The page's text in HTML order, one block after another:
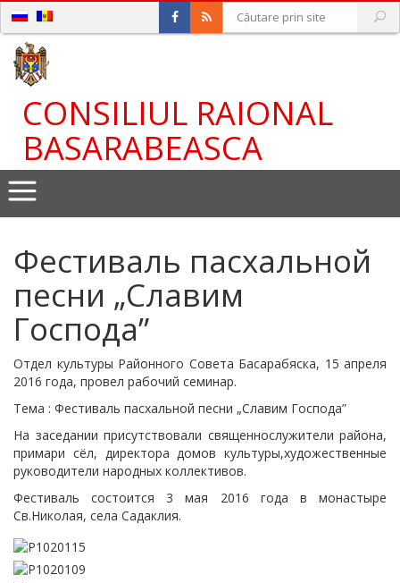
CONSILIUL RAIONAL
BASARABEASCA
Фестиваль пасхальной
песни „Славим
Господа”
Отдел культуры Районного Совета Басарабяска, 15 апреля
2016 года, провел рабочий семинар.
Тема : Фестиваль пасхальной песни „Славим Господа”
На заседании присутствовали священнослужители района,
примари сёл, директора домов культуры,художественные
руководители народных коллективов.
Фестиваль состоится 3 мая 2016 года в монастыре
Св.Николая, села Садаклия.